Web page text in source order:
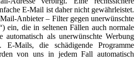
E-Mail ist daher nicht gewährleistet.
Anbieter – Filter gegen unerwünschte
ein, die in seltenen Fällen auch normale
automatisch als unerwünschte Werbung
E-Mails, die schädigende Programme
von uns in jedem Fall automatisch